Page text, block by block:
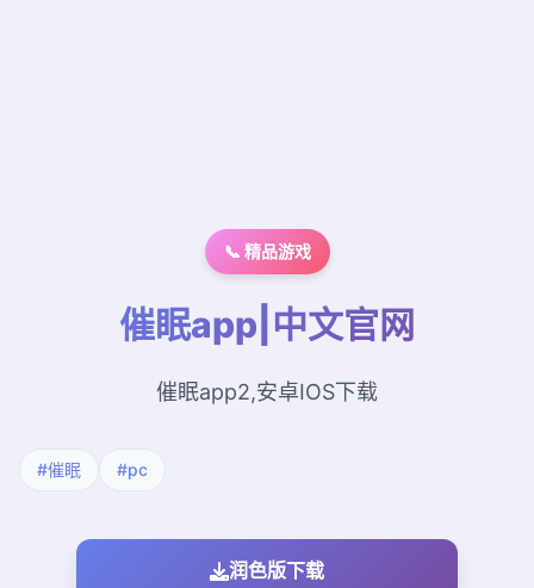
📞 精品游戏
催眠app|中文官网
催眠app2,安卓IOS下载
#催眠 #pc
润色版下载